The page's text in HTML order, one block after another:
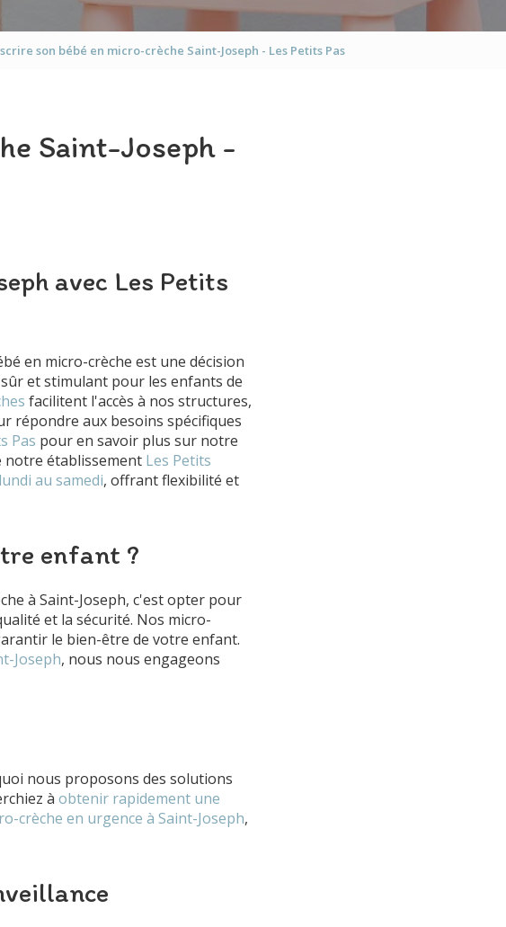
Les Petits Tisserins
son bébé en micro-crèche Saint-Joseph - Les Petits Pas
Saint-Joseph -
avec Les Petits
en micro-crèche est une décision
et stimulant pour les enfants de
facilitent l'accès à nos structures,
répondre aux besoins spécifiques
Pas pour en savoir plus sur notre
notre établissement Les Petits
au samedi, offrant flexibilité et
enfant ?
à Saint-Joseph, c'est opter pour
et la sécurité. Nos micro-
le bien-être de votre enfant.
Joseph, nous nous engageons
nous proposons des solutions
à obtenir rapidement une
crèche en urgence à Saint-Joseph,